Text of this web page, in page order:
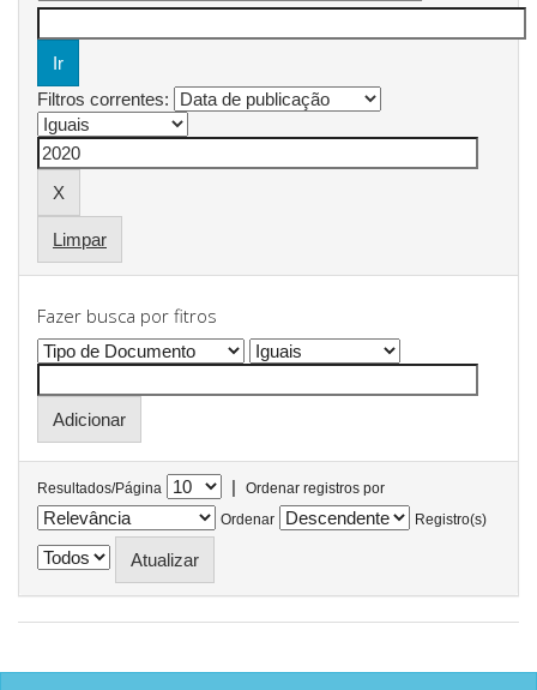
Filtros correntes:
Limpar
Fazer busca por fitros
Resultados/Página |
Ordenar registros por
Ordenar
Registro(s)